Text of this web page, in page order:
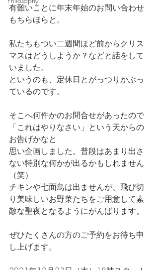
有難いことに年末年始のお問い合わせ
もちらほらと。
私たちもつい二週間ほど前からクリス
マスはどうしようか？などと話をして
いました。
というのも、定休日とがっつりかぶっ
ているのです。
そこへ何件かのお問合せがあったので
「これはやりなさい」という天からの
お告げかなと
思い企画しました。普段はあまり出さ
ない特別な何かが出るかもしれません
（笑）
チキンや七面鳥は出ませんが、飛び切
り美味しいお野菜たちをご用意して素
敵な聖夜となるようにがんばります。
ぜひたくさんの方のご予約をお待ち申
し上げます。